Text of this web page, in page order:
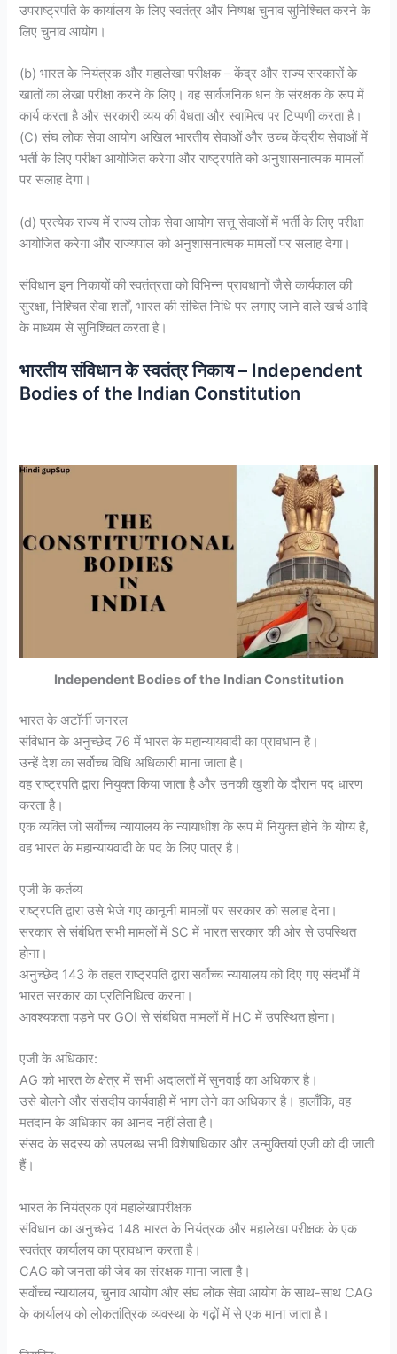
उपराष्ट्रपति के कार्यालय के लिए स्वतंत्र और निष्पक्ष चुनाव सुनिश्चित करने के
लिए चुनाव आयोग।
(b) भारत के नियंत्रक और महालेखा परीक्षक – केंद्र और राज्य सरकारों के
खातों का लेखा परीक्षा करने के लिए। वह सार्वजनिक धन के संरक्षक के रूप में
कार्य करता है और सरकारी व्यय की वैधता और स्वामित्व पर टिप्पणी करता है।
(C) संघ लोक सेवा आयोग अखिल भारतीय सेवाओं और उच्च केंद्रीय सेवाओं में
भर्ती के लिए परीक्षा आयोजित करेगा और राष्ट्रपति को अनुशासनात्मक मामलों
पर सलाह देगा।
(d) प्रत्येक राज्य में राज्य लोक सेवा आयोग सत्तू सेवाओं में भर्ती के लिए परीक्षा
आयोजित करेगा और राज्यपाल को अनुशासनात्मक मामलों पर सलाह देगा।
संविधान इन निकायों की स्वतंत्रता को विभिन्न प्रावधानों जैसे कार्यकाल की
सुरक्षा, निश्चित सेवा शर्तों, भारत की संचित निधि पर लगाए जाने वाले खर्च आदि
के माध्यम से सुनिश्चित करता है।
भारतीय संविधान के स्वतंत्र निकाय – Independent
Bodies of the Indian Constitution
Independent Bodies of the Indian Constitution
भारत के अटॉर्नी जनरल
संविधान के अनुच्छेद 76 में भारत के महान्यायवादी का प्रावधान है।
उन्हें देश का सर्वोच्च विधि अधिकारी माना जाता है।
वह राष्ट्रपति द्वारा नियुक्त किया जाता है और उनकी खुशी के दौरान पद धारण
करता है।
एक व्यक्ति जो सर्वोच्च न्यायालय के न्यायाधीश के रूप में नियुक्त होने के योग्य है,
वह भारत के महान्यायवादी के पद के लिए पात्र है।
एजी के कर्तव्य
राष्ट्रपति द्वारा उसे भेजे गए कानूनी मामलों पर सरकार को सलाह देना।
सरकार से संबंधित सभी मामलों में SC में भारत सरकार की ओर से उपस्थित
होना।
अनुच्छेद 143 के तहत राष्ट्रपति द्वारा सर्वोच्च न्यायालय को दिए गए संदर्भों में
भारत सरकार का प्रतिनिधित्व करना।
आवश्यकता पड़ने पर GOI से संबंधित मामलों में HC में उपस्थित होना।
एजी के अधिकार:
AG को भारत के क्षेत्र में सभी अदालतों में सुनवाई का अधिकार है।
उसे बोलने और संसदीय कार्यवाही में भाग लेने का अधिकार है। हालाँकि, वह
मतदान के अधिकार का आनंद नहीं लेता है।
संसद के सदस्य को उपलब्ध सभी विशेषाधिकार और उन्मुक्तियां एजी को दी जाती
हैं।
भारत के नियंत्रक एवं महालेखापरीक्षक
संविधान का अनुच्छेद 148 भारत के नियंत्रक और महालेखा परीक्षक के एक
स्वतंत्र कार्यालय का प्रावधान करता है।
CAG को जनता की जेब का संरक्षक माना जाता है।
सर्वोच्च न्यायालय, चुनाव आयोग और संघ लोक सेवा आयोग के साथ-साथ CAG
के कार्यालय को लोकतांत्रिक व्यवस्था के गढ़ों में से एक माना जाता है।